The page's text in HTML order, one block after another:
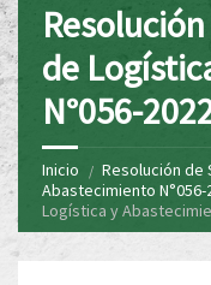
de
N°056-
Inicio
Resolución de
Abastecimiento N°056-
Logística y